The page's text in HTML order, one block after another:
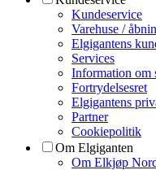
Kundeservice
Varehuse /
Elgigantens
Services
Information om
Fortrydelsesret
Elgigantens
Partner
Cookiepolitik
Om Elgiganten
Om Elkjøp